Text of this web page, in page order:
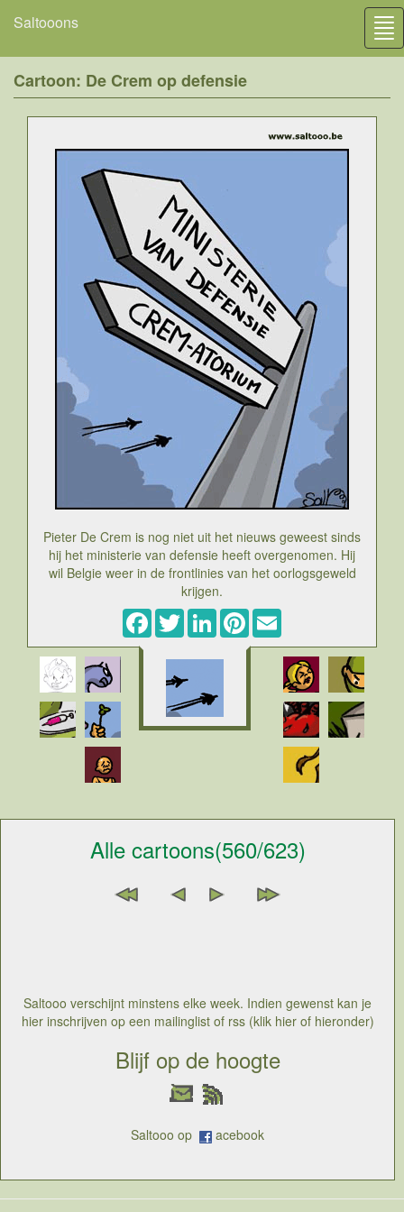
Saltooons
Cartoon: De Crem op defensie
Pieter De Crem is nog niet uit het nieuws geweest sinds
hij het ministerie van defensie heeft overgenomen. Hij
wil Belgie weer in de frontlinies van het oorlogsgeweld
krijgen.
Facebook
TwitterLinkedInPinterest
Alle cartoons(560/623)
Saltooo verschijnt minstens elke week. Indien gewenst kan je
hier inschrijven op een mailinglist of rss (klik hier of hieronder)
Blijf op de hoogte
Saltooo op acebook